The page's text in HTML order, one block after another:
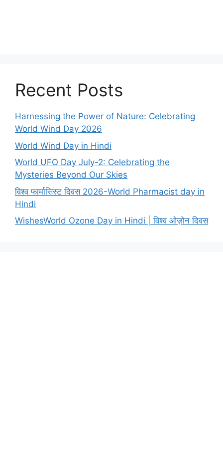
Recent Posts
Harnessing the Power of Nature: Celebrating
World Wind Day 2026
World Wind Day in Hindi
World UFO Day July-2: Celebrating the
Mysteries Beyond Our Skies
विश्व फार्मासिस्ट दिवस 2026-World Pharmacist day in
Hindi
WishesWorld Ozone Day in Hindi | विश्व ओज़ोन दिवस